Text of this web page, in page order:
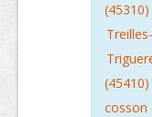
(45310)
(45410)
cosson